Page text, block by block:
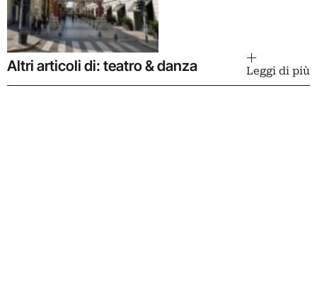
Altri articoli di: teatro & danza Leggi di più